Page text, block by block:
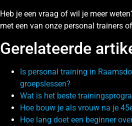
Heb je een vraag of wil je meer
met een van onze personal trainers
Gerelateerde
Is personal training in
groepslessen?
Wat is het beste
Hoe bouw je als vrouw na je
Hoe lang doet een beginner